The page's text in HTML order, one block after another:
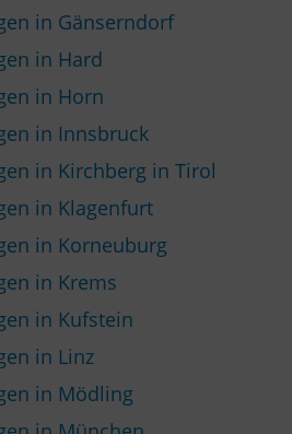
in Gänserndorf
in Hard
in Horn
in Innsbruck
in Kirchberg in Tirol
in Klagenfurt
in Korneuburg
in Krems
in Kufstein
in Linz
in Mödling